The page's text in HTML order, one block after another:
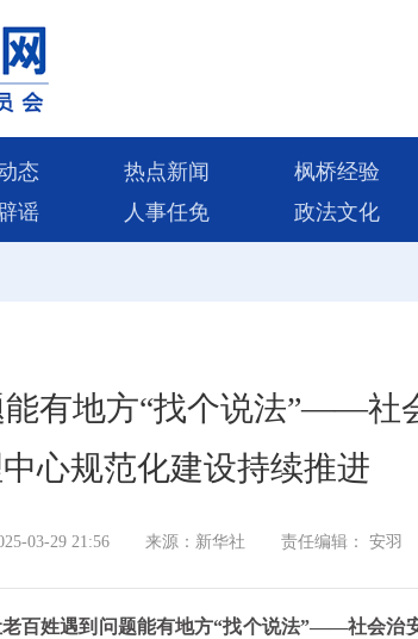
态 热点新闻 枫桥经验
谣 人事任免 政法文化
有地方“找个说法”——社
心规范化建设持续推进
03-29 21:56 来源：新华社 责任编辑： 安羽
百姓遇到问题能有地方“找个说法”——社会治